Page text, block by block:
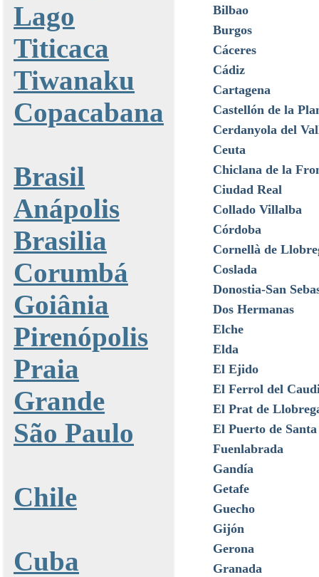
Lago
Titicaca
Tiwanaku
Copacabana
Brasil
Anápolis
Brasilia
Corumbá
Goiânia
Pirenópolis
Praia
Grande
São Paulo
Chile
Cuba
Bilbao
Burgos
Cáceres
Cádiz
Cartagena
Castellón de la
Cerdanyola del
Ceuta
Chiclana de la
Ciudad Real
Collado Villalba
Córdoba
Cornellà de
Coslada
Donostia-San
Dos Hermanas
Elche
Elda
El Ejido
El Ferrol del
El Prat de
El Puerto de
Fuenlabrada
Gandía
Getafe
Guecho
Gijón
Gerona
Granada